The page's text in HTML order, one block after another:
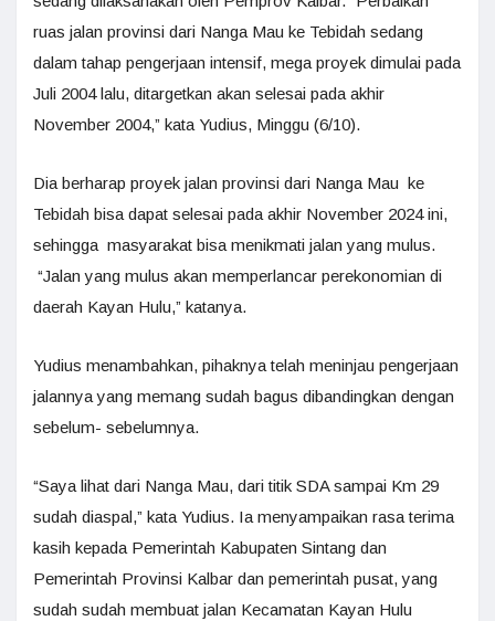
ruas jalan provinsi dari Nanga Mau ke Tebidah sedang
dalam tahap pengerjaan intensif, mega proyek dimulai pada
Juli 2004 lalu, ditargetkan akan selesai pada akhir
November 2004,” kata Yudius, Minggu (6/10).
Dia berharap proyek jalan provinsi dari Nanga Mau ke
Tebidah bisa dapat selesai pada akhir November 2024 ini,
sehingga masyarakat bisa menikmati jalan yang mulus.
“Jalan yang mulus akan memperlancar perekonomian di
daerah Kayan Hulu,” katanya.
Yudius menambahkan, pihaknya telah meninjau pengerjaan
jalannya yang memang sudah bagus dibandingkan dengan
sebelum- sebelumnya.
“Saya lihat dari Nanga Mau, dari titik SDA sampai Km 29
sudah diaspal,” kata Yudius. Ia menyampaikan rasa terima
kasih kepada Pemerintah Kabupaten Sintang dan
Pemerintah Provinsi Kalbar dan pemerintah pusat, yang
sudah sudah membuat jalan Kecamatan Kayan Hulu